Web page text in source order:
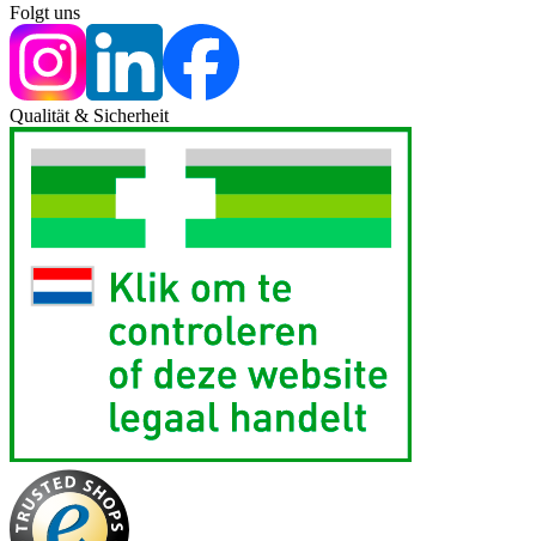
Folgt uns
Qualität & Sicherheit